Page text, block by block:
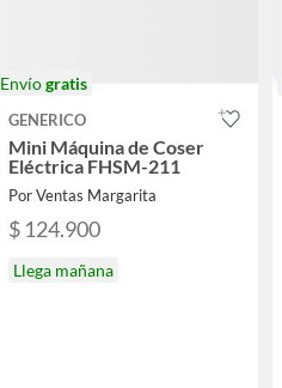
Envíogratis
GENERICO
Mini Máquina de Coser
Eléctrica FHSM-211
Por Ventas Margarita
$ 124.900
Llega mañana